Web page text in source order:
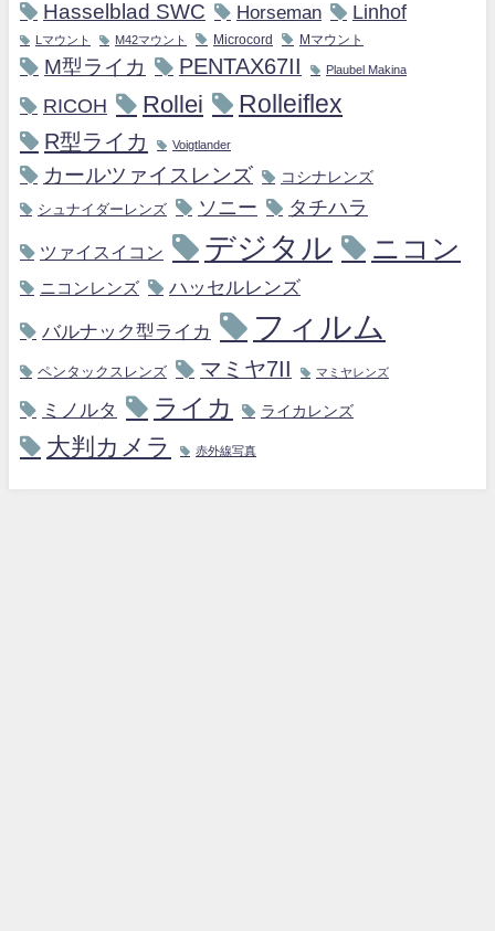
Hasselblad SWC Horseman Linhof
Lマウント M42マウント Microcord Mマウント
M型ライカ PENTAX67II Plaubel Makina
RICOH Rollei Rolleiflex
R型ライカ Voigtlander
カールツァイスレンズ コシナレンズ
シュナイダーレンズ ソニー タチハラ
ツァイスイコン デジタル ニコン
ニコンレンズ ハッセルレンズ
バルナック型ライカ フィルム
ペンタックスレンズ マミヤ7II マミヤレンズ
ミノルタ ライカ ライカレンズ
大判カメラ 赤外線写真